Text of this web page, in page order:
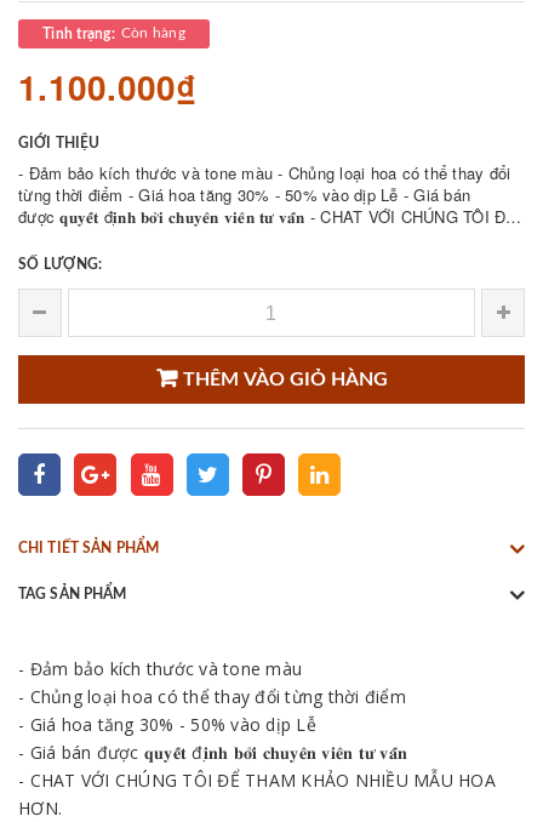
Tình trạng: Còn hàng
1.100.000₫
GIỚI THIỆU
- Đảm bảo kích thước và tone màu - Chủng loại hoa có thể thay đổi
từng thời điểm - Giá hoa tăng 30% - 50% vào dịp Lễ - Giá bán
được 𝐪𝐮𝐲𝐞̂́𝐭 đ𝐢̣𝐧𝐡 𝐛𝐨̛̉𝐢 𝐜𝐡𝐮𝐲𝐞̂𝐧 𝐯𝐢𝐞̂𝐧 𝐭𝐮̛ 𝐯𝐚̂́𝐧 - CHAT VỚI CHÚNG TÔI ĐỂ
SỐ LƯỢNG:
THÊM VÀO GIỎ HÀNG
CHI TIẾT SẢN PHẨM
TAG SẢN PHẨM
- Đảm bảo kích thước và tone màu
- Chủng loại hoa có thể thay đổi từng thời điểm
- Giá hoa tăng 30% - 50% vào dịp Lễ
- Giá bán được 𝐪𝐮𝐲𝐞̂́𝐭 đ𝐢̣𝐧𝐡 𝐛𝐨̛̉𝐢 𝐜𝐡𝐮𝐲𝐞̂𝐧 𝐯𝐢𝐞̂𝐧 𝐭𝐮̛ 𝐯𝐚̂́𝐧
- CHAT VỚI CHÚNG TÔI ĐỂ THAM KHẢO NHIỀU MẪU HOA
HƠN.